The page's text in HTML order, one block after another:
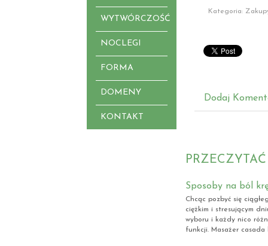
WYTWÓRCZOŚĆ
NOCLEGI
FORMA
DOMENY
KONTAKT
Kategoria:
Dodaj
Sposoby na ból
Chcąc pozbyć się
ciężkim i stresującym
wyboru i każdy nico
funkcji. Masażer